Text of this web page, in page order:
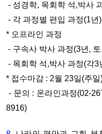
- 성경학, 목회학 석,박사
- 각 과정별 편입 과정(1년)
* 오프라인 과정
- 구속사 박사 과정(3년,
- 목회학 석,박사 과정(각
* 접수마감 : 2월 23일(주일
- 문의 : 온라인과정(02-
8916)